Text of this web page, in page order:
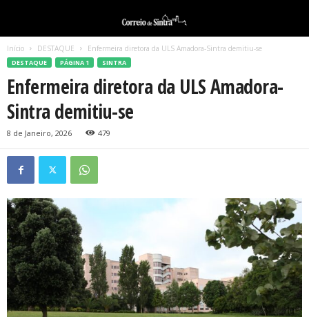
Início DESTAQUE Enfermeira diretora da ULS Amadora-Sintra demitiu-se
DESTAQUE PÁGINA 1 SINTRA
Enfermeira diretora da ULS Amadora-
Sintra demitiu-se
8 de Janeiro, 2026 479